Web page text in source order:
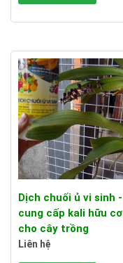
Dịch chuối ủ vi sinh -
cung cấp kali hữu cơ
cho cây trồng
Liên hệ